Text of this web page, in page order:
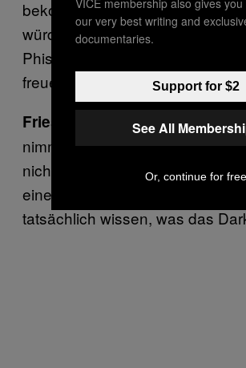
bekommen. Dass selbst meine
würde: „Achso, das ist also das
Phishing!“ Die positiven
freuen mich sehr.
Friese:
Es ist auch nicht zu
nimmt Leute mit, die damit
nichts zu tun haben, aber man
eine schöne Lösung für die
tatsächlich wissen, was das
our very best writing and
documentaries.
Support for $2
See All
Or, continue for free